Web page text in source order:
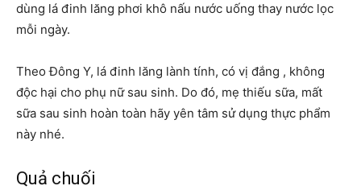
dùng lá đinh lăng phơi khô nấu nước uống thay nước lọc
mỗi ngày.
Theo Đông Y, lá đinh lăng lành tính, có vị đắng , không
độc hại cho phụ nữ sau sinh. Do đó, mẹ thiếu sữa, mất
sữa sau sinh hoàn toàn hãy yên tâm sử dụng thực phẩm
này nhé.
Quả chuối